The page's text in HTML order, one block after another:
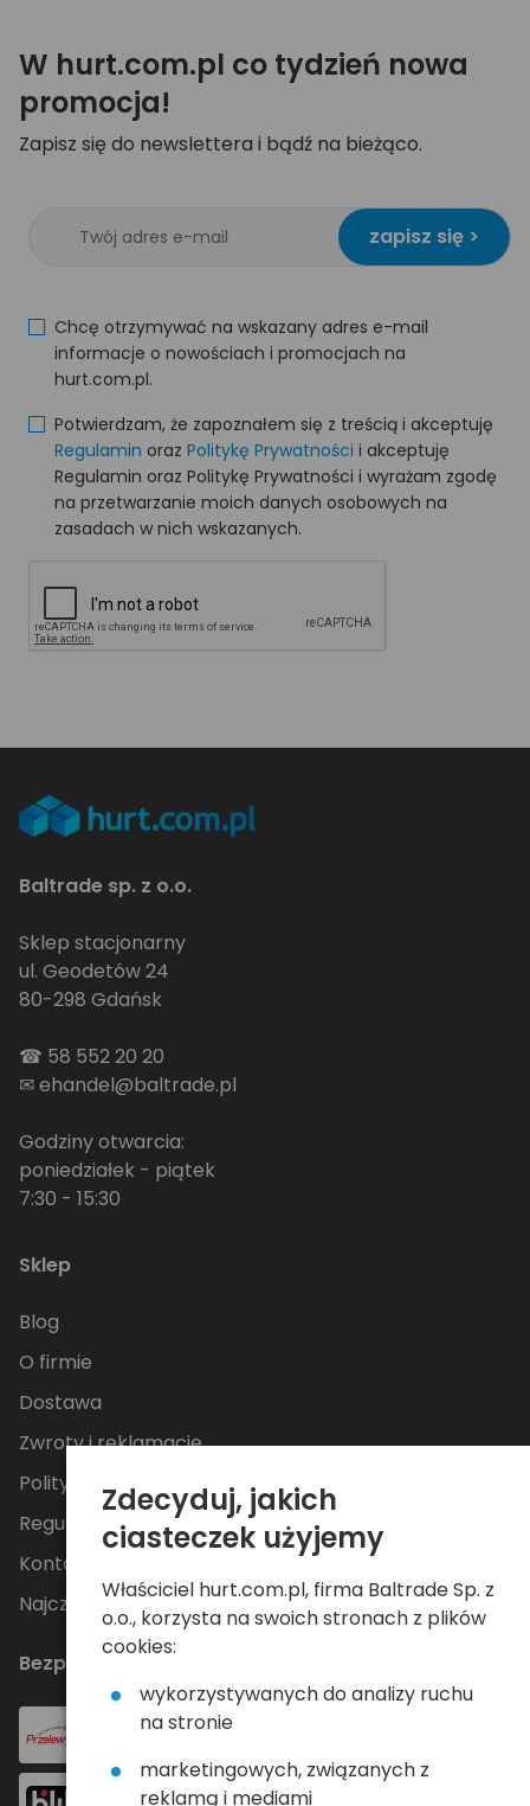
W hurt.com.pl co tydzień nowa
promocja!
Zapisz się do newslettera i bądź na bieżąco.
zapisz się >
Chcę otrzymywać na wskazany adres e-mail
informacje o nowościach i promocjach na
hurt.com.pl.
Potwierdzam, że zapoznałem się z treścią i akceptuję
Regulamin oraz Politykę Prywatności i akceptuję
Regulamin oraz Politykę Prywatności i wyrażam zgodę
na przetwarzanie moich danych osobowych na
zasadach w nich wskazanych.
Baltrade sp. z o.o.
Sklep stacjonarny
ul. Geodetów 24
80-298 Gdańsk
☎ 58 552 20 20
✉ehandel@baltrade.pl
Godziny otwarcia:
poniedziałek - piątek
7:30 - 15:30
Sklep
Blog
O firmie
Dostawa
Zwroty i reklamacje
Polityka Prywatności
Regulamin
Kontakt
Najczęściej zadawane pytania
Bezpieczne płatności
Zdecyduj, jakich
ciasteczek użyjemy
Właściciel hurt.com.pl, firma Baltrade Sp. z
o.o., korzysta na swoich stronach z plików
cookies:
wykorzystywanych do analizy ruchu
na stronie
marketingowych, związanych z
reklamą i mediami